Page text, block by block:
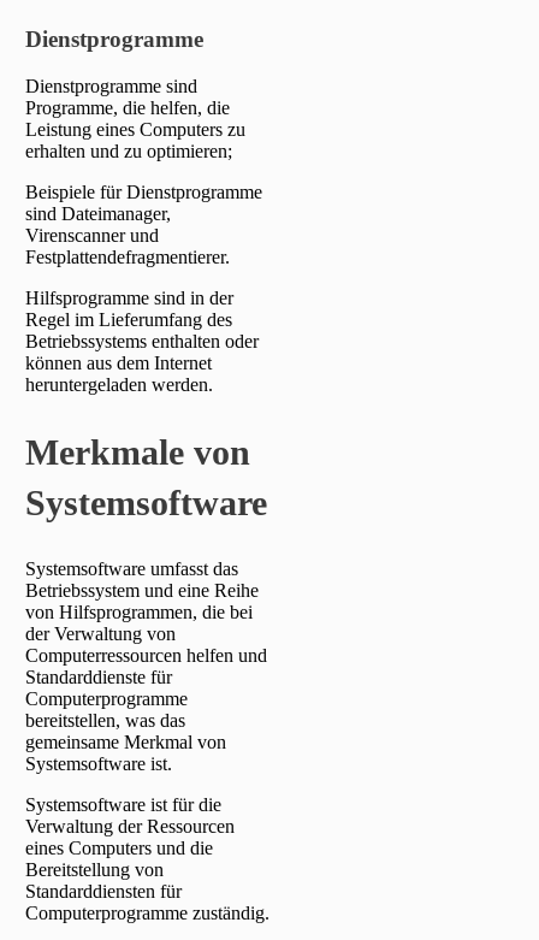
Dienstprogramme
Dienstprogramme sind
Programme, die helfen, die
Leistung eines Computers zu
erhalten und zu optimieren;
Beispiele für Dienstprogramme
sind Dateimanager,
Virenscanner und
Festplattendefragmentierer.
Hilfsprogramme sind in der
Regel im Lieferumfang des
Betriebssystems enthalten oder
können aus dem Internet
heruntergeladen werden.
Merkmale von
Systemsoftware
Systemsoftware umfasst das
Betriebssystem und eine Reihe
von Hilfsprogrammen, die bei
der Verwaltung von
Computerressourcen helfen und
Standarddienste für
Computerprogramme
bereitstellen, was das
gemeinsame Merkmal von
Systemsoftware ist.
Systemsoftware ist für die
Verwaltung der Ressourcen
eines Computers und die
Bereitstellung von
Standarddiensten für
Computerprogramme zuständig.